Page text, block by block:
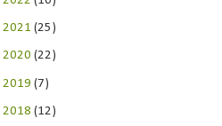
2021(25)
2020(22)
2019(7)
2018(12)